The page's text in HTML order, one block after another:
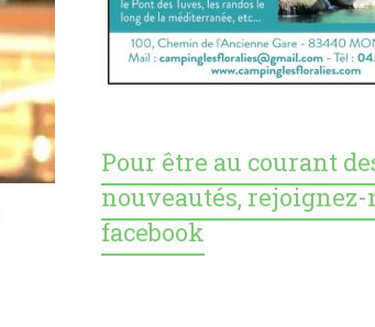
Pour être au courant
nouveautés, rejoignez-
facebook